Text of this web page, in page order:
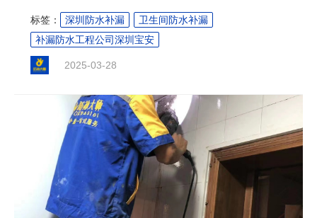
业的佼佼者，凭借一系列独家 “秘籍”，在市场中脱颖而出，为
无数家庭和企业解决了漏水难题，成为人们信赖的防水专
家。....
标签： 深圳防水补漏
卫生间防水补漏
补漏防水工程公司深圳宝安
2025-03-28